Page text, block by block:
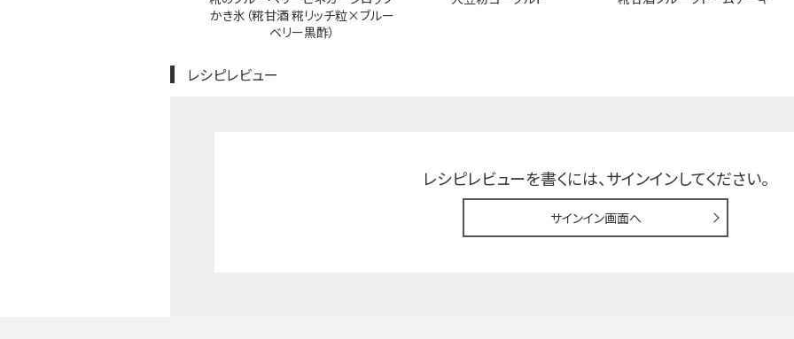
かき氷（糀甘酒 糀リッチ粒×ブルー
ベリー黒酢）
レシピレビュー
レシピレビューを書くには、サインインしてください。
サインイン画面へ